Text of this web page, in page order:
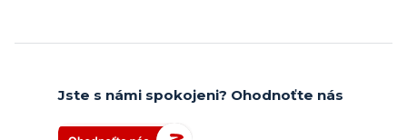
Jste s námi spokojeni? Ohodnoťte nás